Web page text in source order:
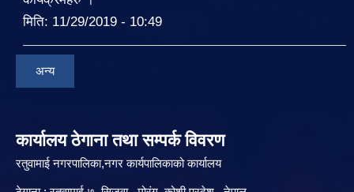
मिति: 11/29/2019 - 10:49
अन्य
कार्यालय ठेगाना तथा सम्पर्क विवरण
रतुवामाई नगरपालिका,नगर कार्यपालिकाको कार्यालय